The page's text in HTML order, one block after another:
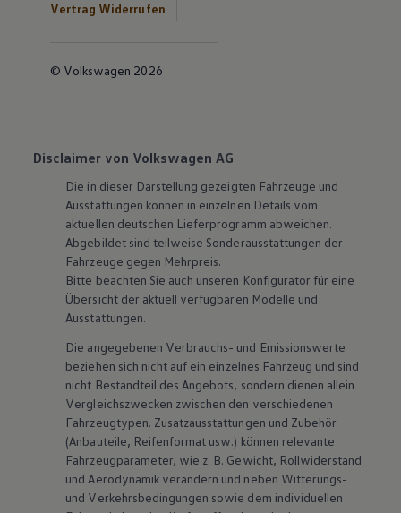
Vertrag Widerrufen
© Volkswagen 2026
Disclaimer von Volkswagen AG
Die in dieser Darstellung gezeigten Fahrzeuge und
Ausstattungen können in einzelnen Details vom
aktuellen deutschen Lieferprogramm abweichen.
Abgebildet sind teilweise Sonderausstattungen der
Fahrzeuge gegen Mehrpreis.
Bitte beachten Sie auch unseren Konfigurator für eine
Übersicht der aktuell verfügbaren Modelle und
Ausstattungen.
Die angegebenen Verbrauchs- und Emissionswerte
beziehen sich nicht auf ein einzelnes Fahrzeug und sind
nicht Bestandteil des Angebots, sondern dienen allein
Vergleichszwecken zwischen den verschiedenen
Fahrzeugtypen. Zusatzausstattungen und Zubehör
(Anbauteile, Reifenformat usw.) können relevante
Fahrzeugparameter, wie z. B. Gewicht, Rollwiderstand
und Aerodynamik verändern und neben Witterungs-
und Verkehrsbedingungen sowie dem individuellen